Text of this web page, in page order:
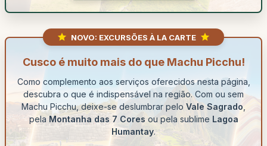
NOVO: EXCURSÕES À LA CARTE
Cusco é muito mais do que Machu Picchu!
Como complemento aos serviços oferecidos nesta página,
descubra o que é indispensável na região. Com ou sem
Machu Picchu, deixe-se deslumbrar pelo Vale Sagrado
pela Montanha das 7 Cores ou pela sublime Lagoa
Humantay.